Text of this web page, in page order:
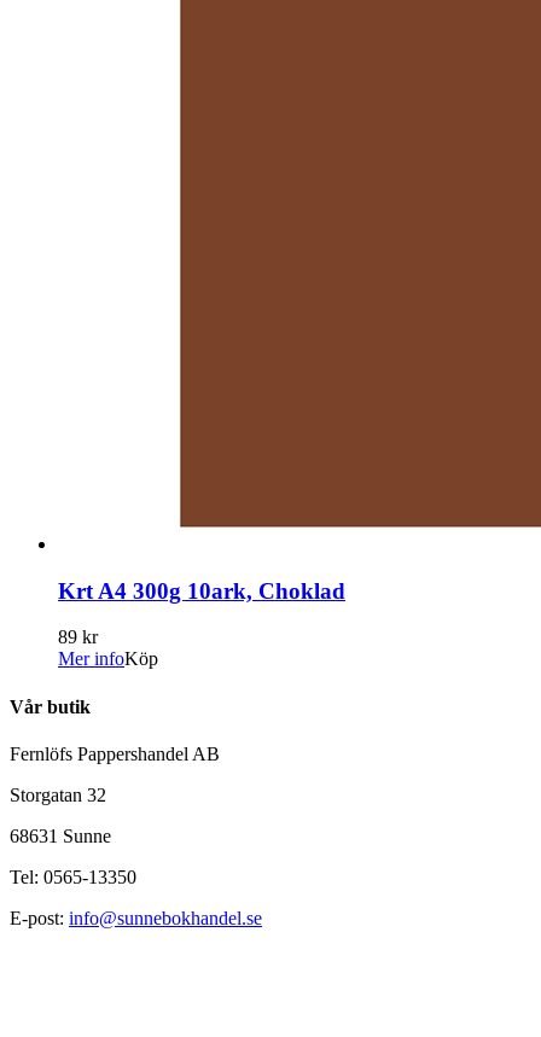
Krt A4 300g 10ark, Choklad
89 kr
Mer infoKöp
Vår butik
Fernlöfs Pappershandel AB
Storgatan 32
68631 Sunne
Tel: 0565-13350
E-post: info@sunnebokhandel.se